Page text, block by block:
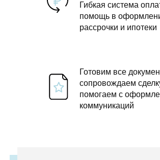
Гибкая система
помощь в
рассрочки и ипотеки
Готовим все
сопровождаем
помогаем с
коммуникаций